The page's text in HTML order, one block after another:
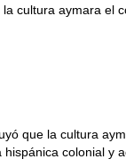
cultura aymara el
que la cultura
colonial y